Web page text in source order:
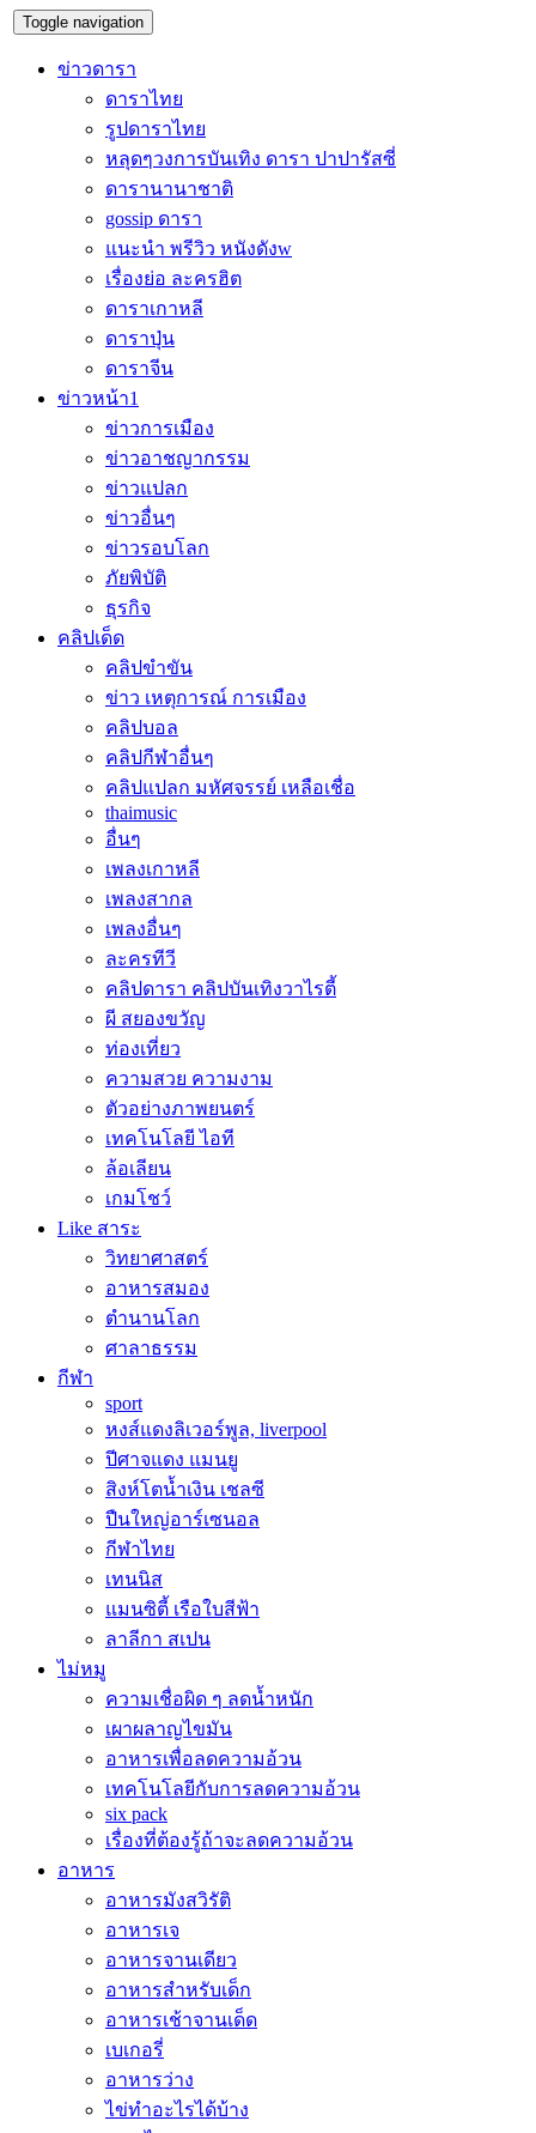
Toggle navigation
ข่าวดารา
ดาราไทย
รูปดาราไทย
หลุดๆวงการบันเทิง ดารา ปาปารัสซี่
ดารานานาชาติ
gossip ดารา
แนะนำ พรีวิว หนังดังw
เรื่องย่อ ละครฮิต
ดาราเกาหลี
ดาราปุ่น
ดาราจีน
ข่าวหน้า1
ข่าวการเมือง
ข่าวอาชญากรรม
ข่าวแปลก
ข่าวอื่นๆ
ข่าวรอบโลก
ภัยพิบัติ
ธุรกิจ
คลิปเด็ด
คลิปขำขัน
ข่าว เหตุการณ์ การเมือง
คลิปบอล
คลิปกีฬาอื่นๆ
คลิปแปลก มหัศจรรย์ เหลือเชื่อ
thaimusic
อื่นๆ
เพลงเกาหลี
เพลงสากล
เพลงอื่นๆ
ละครทีวี
คลิปดารา คลิปบันเทิงวาไรตี้
ผี สยองขวัญ
ท่องเที่ยว
ความสวย ความงาม
ตัวอย่างภาพยนตร์
เทคโนโลยี ไอที
ล้อเลียน
เกมโชว์
Like สาระ
วิทยาศาสตร์
อาหารสมอง
ตำนานโลก
ศาลาธรรม
กีฬา
sport
หงส์แดงลิเวอร์พูล, liverpool
ปีศาจแดง แมนยู
สิงห์โตน้ำเงิน เชลซี
ปืนใหญ่อาร์เซนอล
กีฬาไทย
เทนนิส
แมนซิตี้ เรือใบสีฟ้า
ลาลีกา สเปน
ไม่หมู
ความเชื่อผิด ๆ ลดน้ำหนัก
เผาผลาญไขมัน
อาหารเพื่อลดความอ้วน
เทคโนโลยีกับการลดความอ้วน
six pack
เรื่องที่ต้องรู้ถ้าจะลดความอ้วน
อาหาร
อาหารมังสวิรัติ
อาหารเจ
อาหารจานเดียว
อาหารสำหรับเด็ก
อาหารเช้าจานเด็ด
เบเกอรี่
อาหารว่าง
ไข่ทำอะไรได้บ้าง